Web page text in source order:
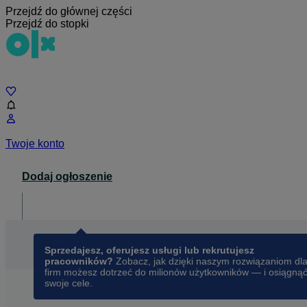
Przejdź do głównej części
Przejdź do stopki
Twoje konto
Dodaj ogłoszenie
Sprzedajesz, oferujesz usługi lub rekrutujesz
pracowników? Zobacz, jak dzięki naszym rozwiązaniom dla
firm możesz dotrzeć do milionów użytkowników — i osiągnąć
swoje cele.